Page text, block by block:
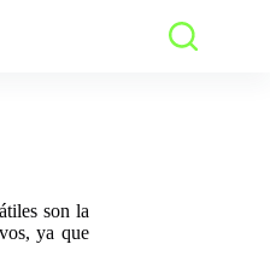
son la
ya que